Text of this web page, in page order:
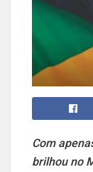
Com
brilhou no